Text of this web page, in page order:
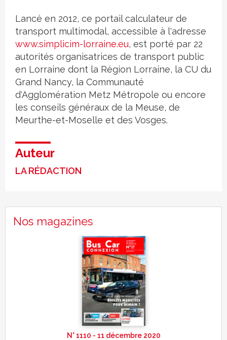
Lancé en 2012, ce portail calculateur de
transport multimodal, accessible à l'adresse
www.simplicim-lorraine.eu, est porté par 22
autorités organisatrices de transport public
en Lorraine dont la Région Lorraine, la CU du
Grand Nancy, la Communauté
d'Agglomération Metz Métropole ou encore
les conseils généraux de la Meuse, de
Meurthe-et-Moselle et des Vosges.
Auteur
LA RÉDACTION
Nos magazines
N° 1110 - 11 décembre 2020